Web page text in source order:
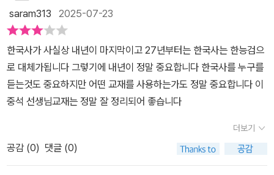
saram313 2025-07-23
한국사가 사실상 내년이 마지막이고 27년부터는 한국사는 한능검으
로 대체가됩니다 그렇기에 내년이 정말 중요합니다 한국사를 누구를
듣는것도 중요하지만 어떤 교재를 사용하는가도 정말 중요합니다 이
중석 선생님교재는 정말 잘 정리되어 좋습니다
더보기
공감 (0) 댓글 (0)